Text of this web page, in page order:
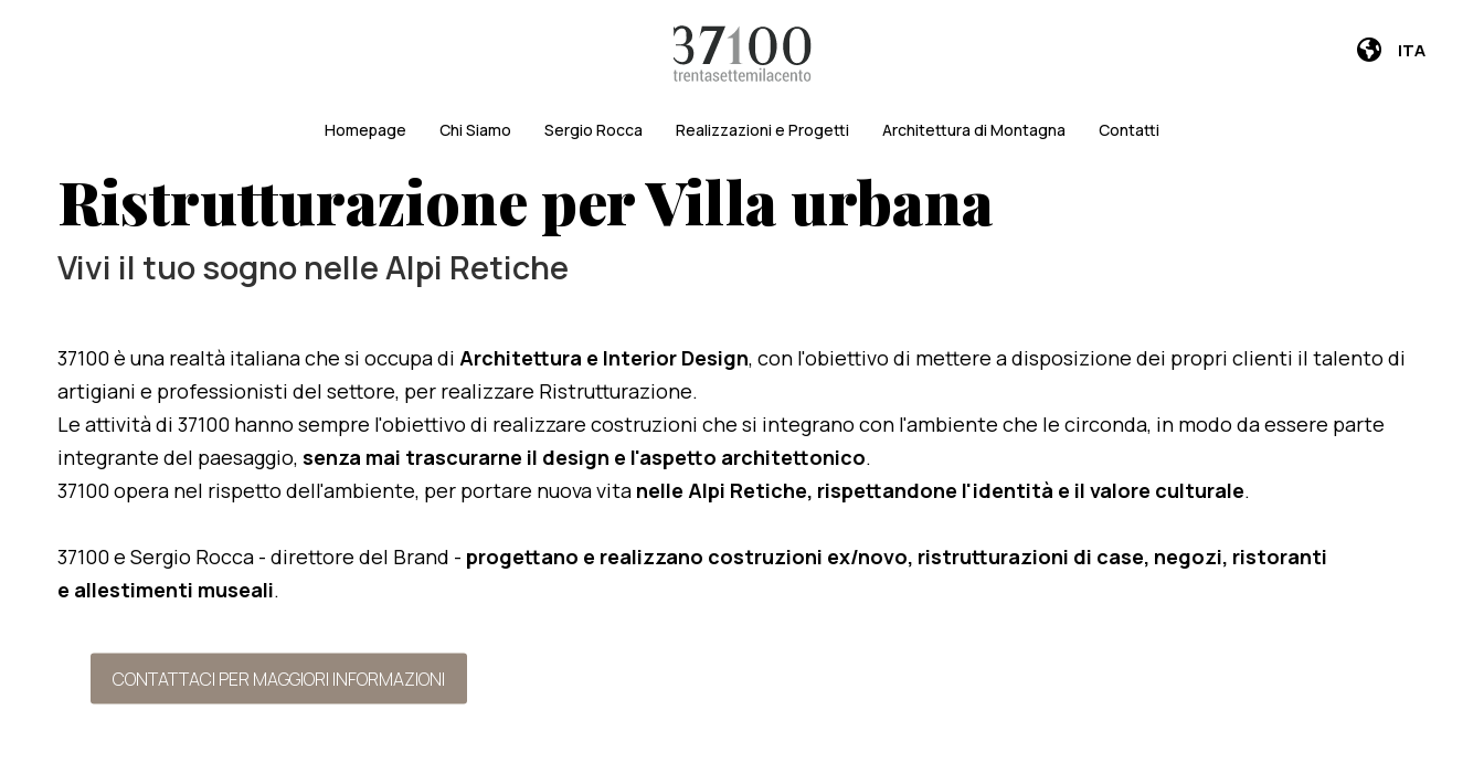
ITA
Homepage Chi Siamo Sergio Rocca Realizzazioni e Progetti Architettura di Montagna Contatti
Ristrutturazione per Villa urbana
Vivi il tuo sogno nelle Alpi Retiche
37100 è una realtà italiana che si occupa di Architettura e Interior Design, con l'obiettivo di mettere a disposizione dei propri clienti il talento di
artigiani e professionisti del settore, per realizzare Ristrutturazione.
Le attività di 37100 hanno sempre l'obiettivo di realizzare costruzioni che si integrano con l'ambiente che le circonda, in modo da essere parte
integrante del paesaggio, senza mai trascurarne il design e l'aspetto architettonico.
37100 opera nel rispetto dell'ambiente, per portare nuova vita nelle Alpi Retiche, rispettandone l'identità e il valore culturale.
37100 e Sergio Rocca - direttore del Brand - progettano e realizzano costruzioni ex/novo, ristrutturazioni di case, negozi, ristoranti
e allestimenti museali.
CONTATTACI PER MAGGIORI INFORMAZIONI